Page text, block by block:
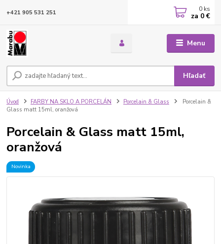
Menu
Hľadať
+421 905 531 251 0 ks
za 0 €
Úvod FARBY NA SKLO A PORCELÁN Porcelain & Glass
Porcelain &
Glass matt 15ml, oranžová
Porcelain & Glass matt 15ml,
oranžová
Novinka